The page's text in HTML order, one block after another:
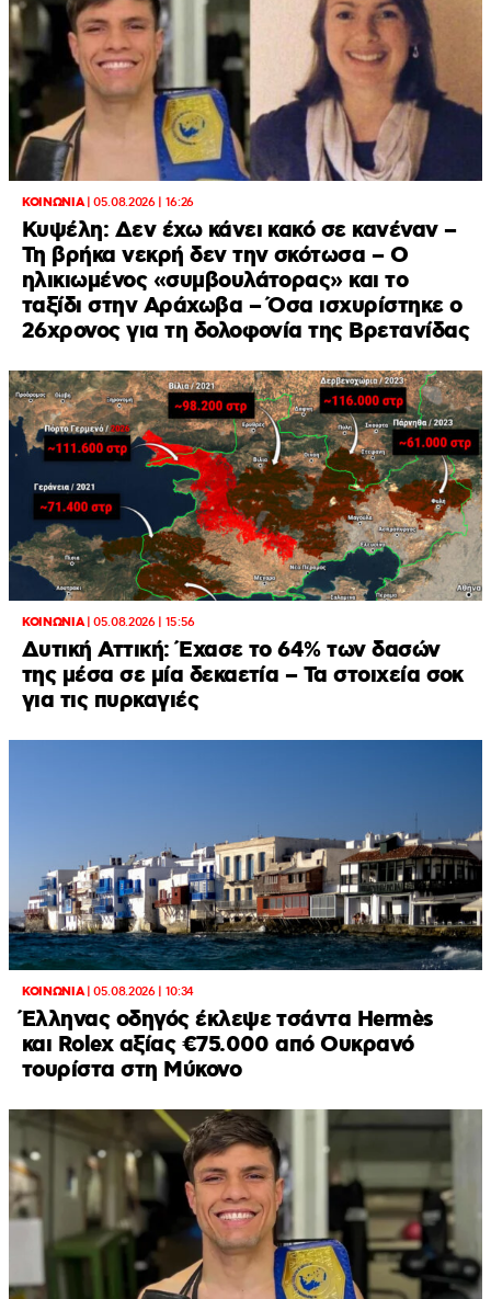
ΚΟΙΝΩΝΙΑ|05.08.2026 | 16:26
Κυψέλη: Δεν έχω κάνει κακό σε κανέναν –
Τη βρήκα νεκρή δεν την σκότωσα – Ο
ηλικιωμένος «συμβουλάτορας» και το
ταξίδι στην Αράχωβα – Όσα ισχυρίστηκε ο
26χρονος για τη δολοφονία της Βρετανίδας
ΚΟΙΝΩΝΙΑ|05.08.2026 | 15:56
Δυτική Αττική: Έχασε το 64% των δασών
της μέσα σε μία δεκαετία – Τα στοιχεία σοκ
για τις πυρκαγιές
ΚΟΙΝΩΝΙΑ|05.08.2026 | 10:34
Έλληνας οδηγός έκλεψε τσάντα Hermès
και Rolex αξίας €75.000 από Ουκρανό
τουρίστα στη Μύκονο